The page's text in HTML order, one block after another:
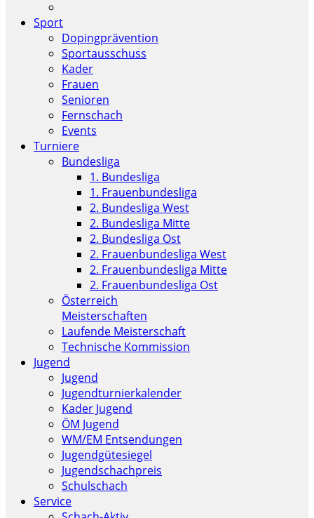
Sport
Dopingprävention
Sportausschuss
Kader
Frauen
Senioren
Fernschach
Events
Turniere
Bundesliga
1. Bundesliga
1. Frauenbundesliga
2. Bundesliga West
2. Bundesliga Mitte
2. Bundesliga Ost
2. Frauenbundesliga West
2. Frauenbundesliga Mitte
2. Frauenbundesliga Ost
Österreich
Meisterschaften
Laufende Meisterschaft
Technische Kommission
Jugend
Jugend
Jugendturnierkalender
Kader Jugend
ÖM Jugend
WM/EM Entsendungen
Jugendgütesiegel
Jugendschachpreis
Schulschach
Service